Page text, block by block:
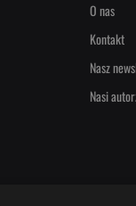
O nas
Kontakt
Nasz
Nasi